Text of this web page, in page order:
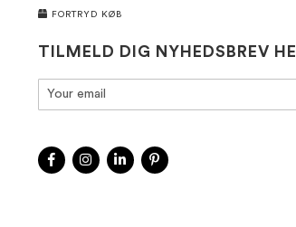
FORTRYD KØB
TILMELD DIG NYHEDSBREV